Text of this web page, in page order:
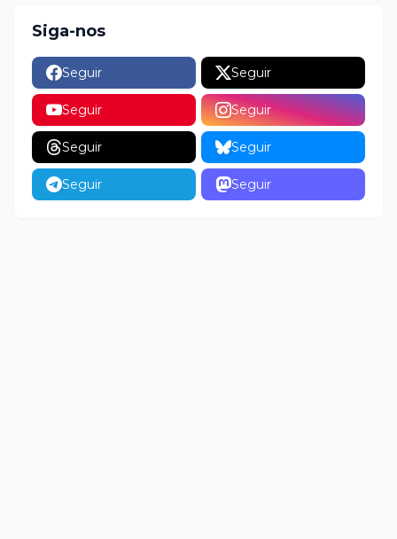
Siga-nos
Seguir Seguir
Seguir Seguir
Seguir Seguir
Seguir Seguir